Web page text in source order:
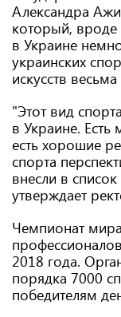
Александра
который, вроде
в Украине
украинских
искусств
"Этот вид
в Украине. Есть
есть хорошие
спорта
внесли в
утверждает
Чемпионат
2018 года.
порядка 7000
победителям